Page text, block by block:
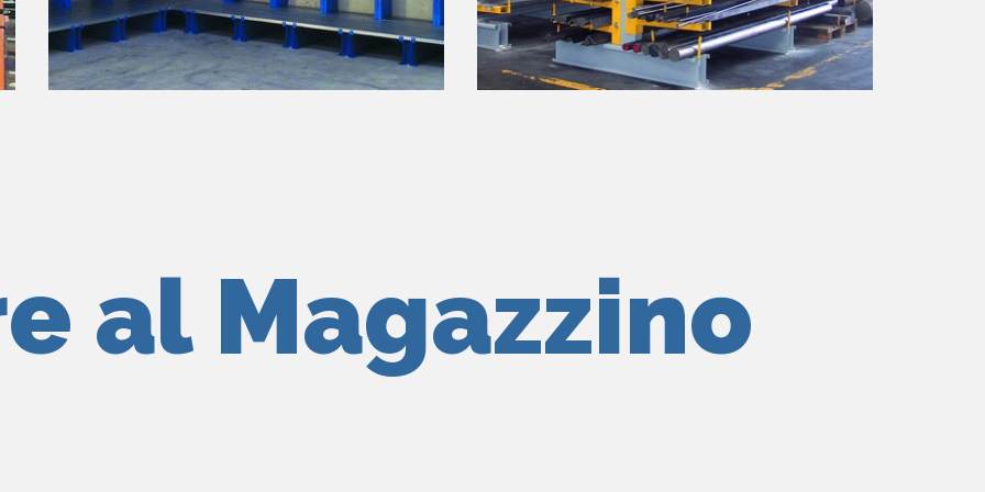
al Magazzino